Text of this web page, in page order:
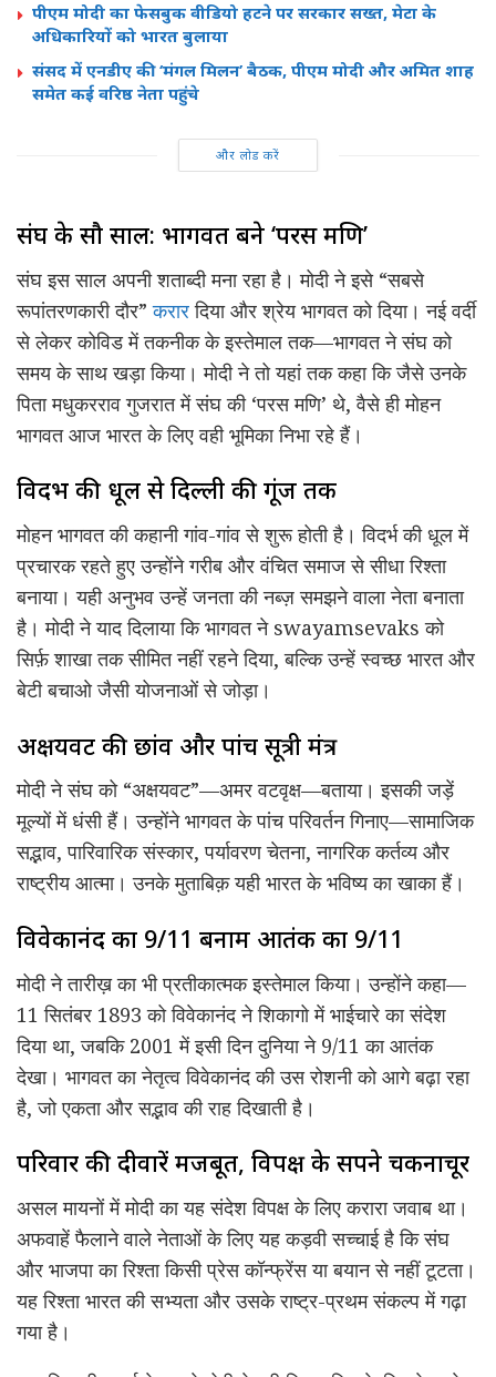
पीएम मोदी का फेसबुक वीडियो हटने पर सरकार सख्त, मेटा के
अधिकारियों को भारत बुलाया
संसद में एनडीए की ‘मंगल मिलन’ बैठक, पीएम मोदी और अमित शाह
समेत कई वरिष्ठ नेता पहुंचे
और लोड करें
संघ के सौ साल: भागवत बने ‘परस मणि’
संघ इस साल अपनी शताब्दी मना रहा है। मोदी ने इसे “सबसे
रूपांतरणकारी दौर”करारदिया और श्रेय भागवत को दिया। नई वर्दी
से लेकर कोविड में तकनीक के इस्तेमाल तक—भागवत ने संघ को
समय के साथ खड़ा किया। मोदी ने तो यहां तक कहा कि जैसे उनके
पिता मधुकरराव गुजरात में संघ की ‘परस मणि’ थे, वैसे ही मोहन
भागवत आज भारत के लिए वही भूमिका निभा रहे हैं।
विदर्भ की धूल से दिल्ली की गूंज तक
मोहन भागवत की कहानी गांव-गांव से शुरू होती है। विदर्भ की धूल में
प्रचारक रहते हुए उन्होंने गरीब और वंचित समाज से सीधा रिश्ता
बनाया। यही अनुभव उन्हें जनता की नब्ज़ समझने वाला नेता बनाता
है। मोदी ने याद दिलाया कि भागवत ने swayamsevaks को
सिर्फ़ शाखा तक सीमित नहीं रहने दिया, बल्कि उन्हें स्वच्छ भारत और
बेटी बचाओ जैसी योजनाओं से जोड़ा।
अक्षयवट की छांव और पांच सूत्री मंत्र
मोदी ने संघ को “अक्षयवट”—अमर वटवृक्ष—बताया। इसकी जड़ें
मूल्यों में धंसी हैं। उन्होंने भागवत के पांच परिवर्तन गिनाए—सामाजिक
सद्भाव, पारिवारिक संस्कार, पर्यावरण चेतना, नागरिक कर्तव्य और
राष्ट्रीय आत्मा। उनके मुताबिक़ यही भारत के भविष्य का खाका हैं।
विवेकानंद का 9/11 बनाम आतंक का 9/11
मोदी ने तारीख़ का भी प्रतीकात्मक इस्तेमाल किया। उन्होंने कहा—
11 सितंबर 1893 को विवेकानंद ने शिकागो में भाईचारे का संदेश
दिया था, जबकि 2001 में इसी दिन दुनिया ने 9/11 का आतंक
देखा। भागवत का नेतृत्व विवेकानंद की उस रोशनी को आगे बढ़ा रहा
है, जो एकता और सद्भाव की राह दिखाती है।
परिवार की दीवारें मजबूत, विपक्ष के सपने चकनाचूर
असल मायनों में मोदी का यह संदेश विपक्ष के लिए करारा जवाब था।
अफवाहें फैलाने वाले नेताओं के लिए यह कड़वी सच्चाई है कि संघ
और भाजपा का रिश्ता किसी प्रेस कॉन्फ्रेंस या बयान से नहीं टूटता।
यह रिश्ता भारत की सभ्यता और उसके राष्ट्र-प्रथम संकल्प में गढ़ा
गया है।